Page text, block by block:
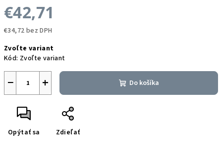
€42,71
€34,72 bez DPH
cena:
Zvoľte variant
Kód: Zvoľte variant
+
− Do košíka
Opýtať sa Zdieľať